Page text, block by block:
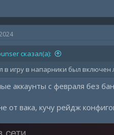
сказал(а):
в игру в напарники был включен
аккаунты с февраля без
от вака, кучу рейдж